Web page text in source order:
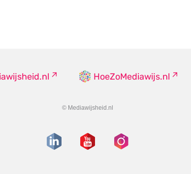
HoeZoMediawijs.nl
© Mediawijsheid.nl